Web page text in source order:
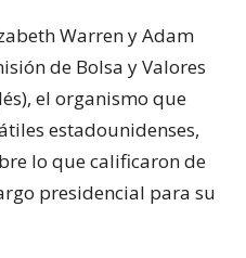
Warren y Adam
de Bolsa y Valores
el organismo que
estadounidenses,
lo que calificaron de
presidencial para su